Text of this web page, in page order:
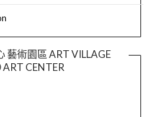
藝術園區 ART VILLAGE
ART CENTER